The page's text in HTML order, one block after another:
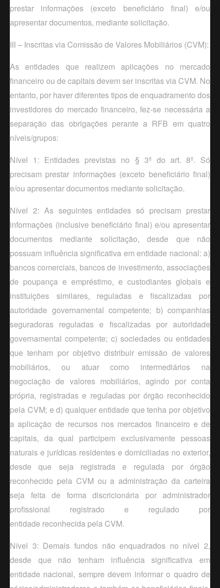
prestar informações (exceto beneficiário final) e/ou
apresentar documentos, mediante solicitação.
III – Inscritas via Comissão de Valores Mobiliários (CVM):
As entidades que realizem aplicações no mercado
financeiro ou de capitais devem ser inscritas via CVM. No
entanto, por haver diferentes tipos de enquadramento dos
investidores do mercado financeiro, fez-se necessária a
separação das obrigações perante a RFB em quatro
níveis/grupos:
Nível 1: Entidades previstas no § 3º do art. 8º. Só
precisam prestar informações (exceto beneficiário final)
e/ou apresentar documentos mediante solicitação.
Nível 2: As seguintes entidades só precisam prestar
informações (inclusive beneficiário final) e/ou apresentar
documentos mediante solicitação, desde que não
possuam influência significativa em entidade nacional: a)
bancos comerciais, bancos de investimento, associações
de poupança e empréstimo, e custodiantes globais e
instituições similares, reguladas e fiscalizadas por
autoridade governamental competente; b) companhias
seguradoras reguladas e fiscalizadas por autoridade
governamental competente; c) sociedades ou entidades
que tenham por objetivo distribuir emissão de valores
mobiliários, ou atuar como intermediários na
negociaçãode valores mobiliários, agindo por conta
própria, registradas e reguladas por órgão reconhecido
pela CVM; e d) qualquer entidade que tenha por objetivo
a aplicação de recursos nos mercados financeiro e de
capitais, da qual participem exclusivamente pessoas
naturais e jurídicas residentes e domiciliadas no exterior,
desde que seja registrada e regulada por órgão
reconhecido pela CVM ou a administração da carteira
seja feita de forma discricionária por administrador
profissional registrado e regulado por
entidade reconhecida pela CVM.
Nível 3: Demais fundos não enquadrados no nível 2,
desde que não tenham influência significativa em
entidade nacional, sempre devem informar o quadro de